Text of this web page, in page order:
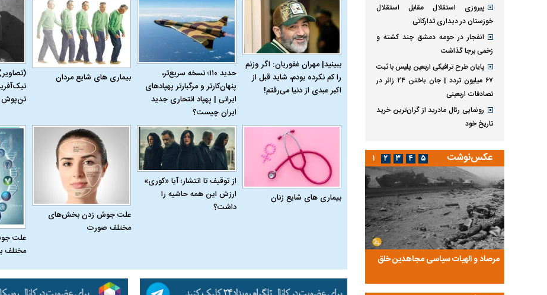
ببینید| مهران غفوریان: اگر وزنم
را کم نکرده بودم، شاید قبل از
اکبر عبدی از دنیا می‌رفتم!
حدید ۱۱۰؛ نسخه سریع‌تر،
پنهان‌کارتر و مرگبارتر پهپادهای
ایرانی | پهپاد انتحاری جدید
ایران چیست؟
بیماری‌ های شایع مردان
تن‌پوش
بیماری‌ های شایع زنان
از توقیف تا انتشار؛ آیا «کوری»
ارزش این همه حاشیه را
داشت؟
علت جوش زدن بخش‌های
مختلف صورت
علت
مختلف
پیروزی استقلال مقابل استقلال
خوزستان در دیداری تدارکاتی
انفجار در حومه دمشق چند کشته و
زخمی برجا گذاشت
پایان طرح ترافیکی اربعین پلیس با ثبت
۶۷ میلیون تردد | جان باختن ۲۴ زائر در
تصادفات اربعینی
رونمایی رئال مادرید از گران‌ترین خرید
تاریخ خود
عکس‌نوشت
مرصاد و الهیات سیاسی مجاهدین خلق
روایتی از آخرین مصاحبه‌ی شاه در ایران
و تاریخ ایران
عزاداری ماه محرم در
انجام می‌شد؟
۱ ۲ ۳ ۴ ۵